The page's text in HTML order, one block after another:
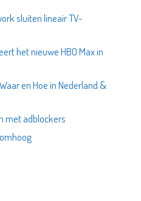
sluiten lineair TV-
het nieuwe HBO Max in
en Hoe in Nederland &
met adblockers